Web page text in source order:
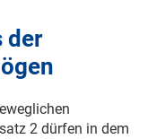
der
2 dürfen in dem